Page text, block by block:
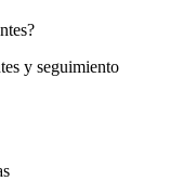
y seguimiento